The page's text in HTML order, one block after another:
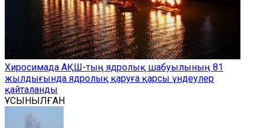
Хиросимада АҚШ-тың ядролық шабуылының 81
жылдығында ядролық қаруға қарсы үндеулер
қайталанды
ҰСЫНЫЛҒАН